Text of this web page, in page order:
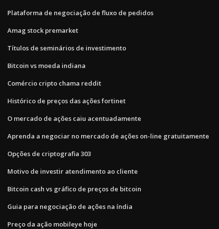
Plataforma de negociação de fluxo de pedidos
Amag stock premarket
Títulos de seminários de investimento
Bitcoin vs moeda indiana
Comércio cripto chama reddit
Histórico de preços das ações fortinet
O mercado de ações caiu acentuadamente
Aprenda a negociar no mercado de ações on-line gratuitamente
Opções de criptografia 303
Motivo de investir atendimento ao cliente
Bitcoin cash vs gráfico de preços de bitcoin
Guia para negociação de ações na índia
Preço da ação mobileye hoje